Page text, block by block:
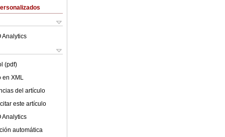
Analytics
(pdf)
en XML
del artículo
este artículo
Analytics
automática